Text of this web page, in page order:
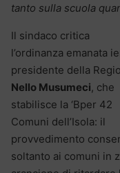
tanto sulla scuola
Il sindaco critica
l’ordinanza emanata
presidente della
Nello Musumeci, che
stabilisce la ‘Bper 42
Comuni dell’Isola: il
provvedimento
soltanto ai comuni in